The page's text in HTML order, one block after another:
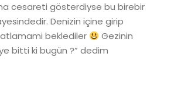
cesareti gösterdiyse bu birebir
Denizin içine girip
beklediler
Gezinin
bitti ki bugün ?” dedim